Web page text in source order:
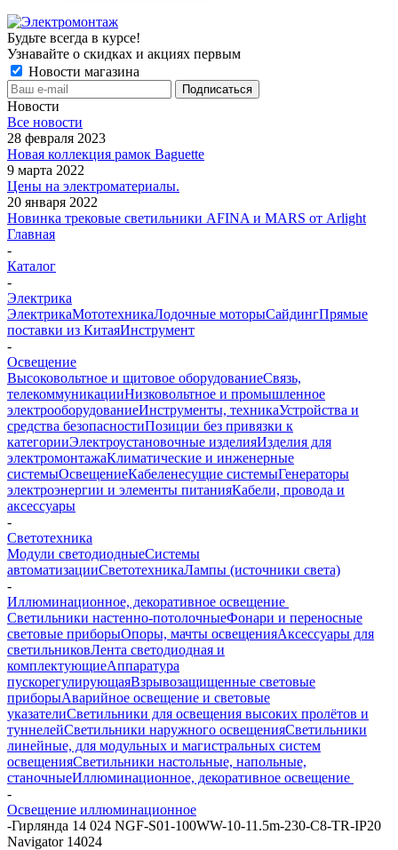
Будьте всегда в курсе!
Узнавайте о скидках и акциях первым
Новости магазина
Новости
Все новости
28 февраля 2023
Новая коллекция рамок Baguette
9 марта 2022
Цены на электроматериалы.
20 января 2022
Новинка трековые светильники AFINA и MARS от Arlight
Главная
-
Каталог
-
Электрика
ЭлектрикаМототехникаЛодочные моторыСайдингПрямые
поставки из КитаяИнструмент
-
Освещение
Высоковольтное и щитовое оборудованиеСвязь,
телекоммуникацииНизковольтное и промышленное
электрооборудованиеИнструменты, техникаУстройства и
средства безопасностиПозиции без привязки к
категорииЭлектроустановочные изделияИзделия для
электромонтажаКлиматические и инженерные
системыОсвещениеКабеленесущие системыГенераторы
электроэнергии и элементы питанияКабели, провода и
аксессуары
-
Светотехника
Модули светодиодныеСистемы
автоматизацииСветотехникаЛампы (источники света)
-
Иллюминационное, декоративное освещение
Светильники настенно-потолочныеФонари и переносные
световые приборыОпоры, мачты освещенияАксессуары для
светильниковЛента светодиодная и
комплектующиеАппаратура
пускорегулирующаяВзрывозащищенные световые
приборыАварийное освещение и световые
указателиСветильники для освещения высоких пролётов и
туннелейСветильники наружного освещенияСветильники
линейные, для модульных и магистральных систем
освещенияСветильники настольные, напольные,
станочныеИллюминационное, декоративное освещение
-
Освещение иллюминационное
-Гирлянда 14 024 NGF-S01-100WW-10-11.5m-230-C8-TR-IP20
Navigator 14024